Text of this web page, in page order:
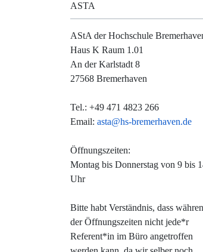
ASTA
AStA der Hochschule
Haus K Raum 1.01
An der Karlstadt 8
27568 Bremerhaven
Tel.: +49 471 4823 266
Email: asta@hs-bremerhaven.de
Öffnungszeiten:
Montag bis Donnerstag von 9 bis
Uhr
Bitte habt Verständnis, dass
der Öffnungszeiten nicht jede*r
Referent*in im Büro angetroffen